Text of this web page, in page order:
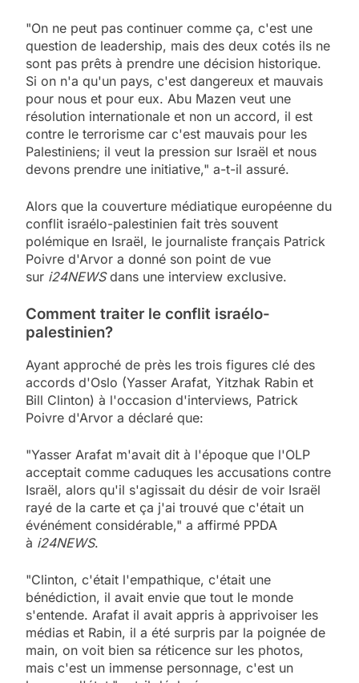
"On ne peut pas continuer comme ça, c'est une
question de leadership, mais des deux cotés ils ne
sont pas prêts à prendre une décision historique.
Si on n'a qu'un pays, c'est dangereux et mauvais
pour nous et pour eux. Abu Mazen veut une
résolution internationale et non un accord, il est
contre le terrorisme car c'est mauvais pour les
Palestiniens; il veut la pression sur Israël et nous
devons prendre une initiative," a-t-il assuré.
Alors que la couverture médiatique européenne du
conflit israélo-palestinien fait très souvent
polémique en Israël, le journaliste français Patrick
Poivre d'Arvor a donné son point de vue
sur i24NEWSdans une interview exclusive.
Comment traiter le conflit israélo-
palestinien?
Ayant approché de près les trois figures clé des
accords d'Oslo (Yasser Arafat, Yitzhak Rabin et
Bill Clinton) à l'occasion d'interviews, Patrick
Poivre d'Arvor a déclaré que:
"Yasser Arafat m'avait dit à l'époque que l'OLP
acceptait comme caduques les accusations contre
Israël, alors qu'il s'agissait du désir de voir Israël
rayé de la carte et ça j'ai trouvé que c'était un
événément considérable," a affirmé PPDA
à i24NEWS.
"Clinton, c'était l'empathique, c'était une
bénédiction, il avait envie que tout le monde
s'entende. Arafat il avait appris à apprivoiser les
médias et Rabin, il a été surpris par la poignée de
main, on voit bien sa réticence sur les photos,
mais c'est un immense personnage, c'est un